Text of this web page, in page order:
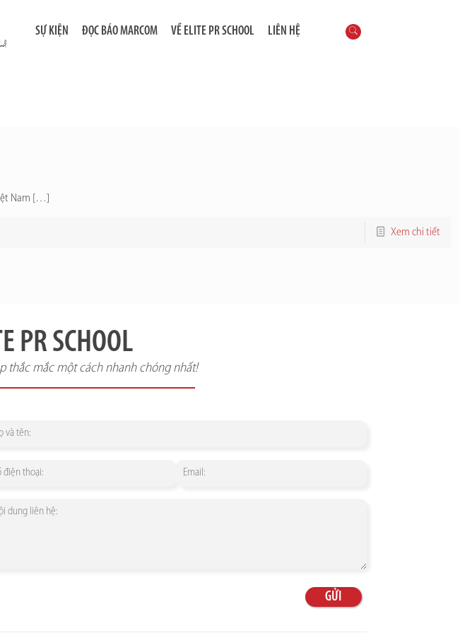
SỰ KIỆN ĐỌC BÁO MARCOM VỀ ELITE PR SCHOOL LIÊN HỆ
Nam […]
Xem chi tiết
PR SCHOOL
thắc mắc một cách nhanh chóng nhất!